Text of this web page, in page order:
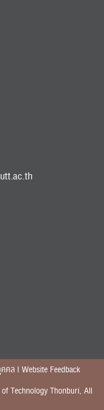
คล I Website Feedback
Technology Thonburi, All